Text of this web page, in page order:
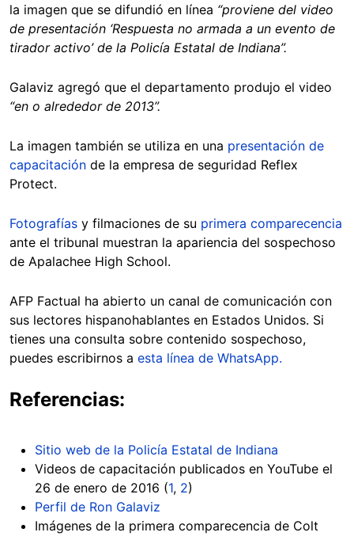
la imagen que se difundió en línea “proviene del video
de presentación ‘Respuesta no armada a un evento de
tirador activo’ de la Policía Estatal de Indiana”.
Galaviz agregó que el departamento produjo el video
“en o alrededor de 2013”.
La imagen también se utiliza en una presentación de
capacitación de la empresa de seguridad Reflex
Protect.
Fotografías y filmaciones de su primera comparecencia
ante el tribunal muestran la apariencia del sospechoso
de Apalachee High School.
AFP Factual ha abierto un canal de comunicación con
sus lectores hispanohablantes en Estados Unidos. Si
tienes una consulta sobre contenido sospechoso,
puedes escribirnos a esta línea de WhatsApp.
Referencias:
Sitio web de la Policía Estatal de Indiana
Videos de capacitación publicados en YouTube el
26 de enero de 2016 (1, 2)
Perfil de Ron Galaviz
Imágenes de la primera comparecencia de Colt